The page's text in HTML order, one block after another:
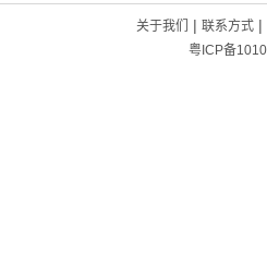
关于我们 | 联系方式|
粤ICP备